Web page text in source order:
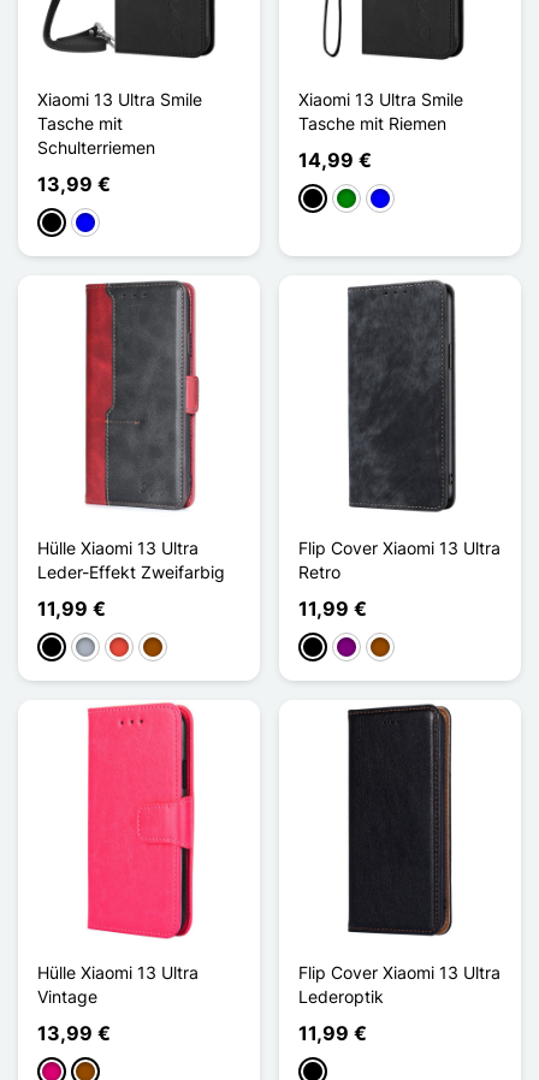
Xiaomi 13 Ultra Smile
Tasche mit
Schulterriemen
13,99 €
Schwarz
Blau
Xiaomi 13 Ultra Smile
Tasche mit Riemen
14,99 €
Schwarz
GrünBlau
Hülle Xiaomi 13 Ultra
Leder-Effekt Zweifarbig
11,99 €
Schwarz
GrauRot Braun
Flip Cover Xiaomi 13 Ultra
Retro
11,99 €
Schwarz
ViolettBraun
Hülle Xiaomi 13 Ultra
Vintage
13,99 €
Magenta
Braun
Flip Cover Xiaomi 13 Ultra
Lederoptik
11,99 €
Schwarz